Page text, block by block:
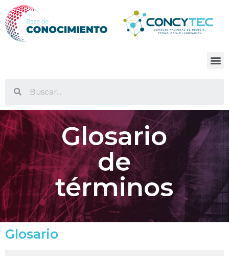
Glosario
de
términos
Glosario